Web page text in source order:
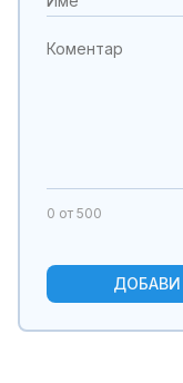
0 от 500
ДОБАВИ